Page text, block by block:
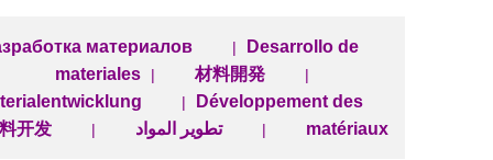
материалов |
Desarrollo de
materiales
| 材料開発 |
|
Développement des
matériaux
| تطوير المواد |
开发